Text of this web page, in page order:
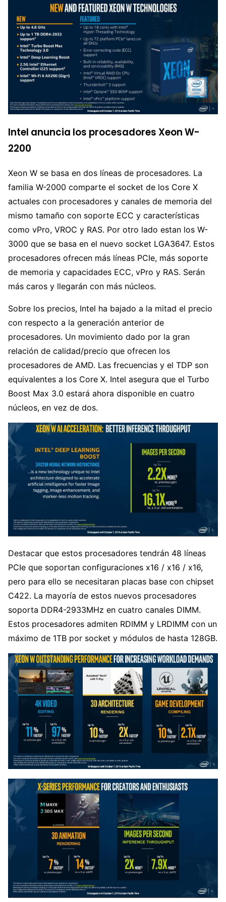
Intel anuncia los procesadores Xeon W-
2200
Xeon W se basa en dos líneas de procesadores. La
familia W-2000 comparte el socket de los Core X
actuales con procesadores y canales de memoria del
mismo tamaño con soporte ECC y características
como vPro, VROC y RAS. Por otro lado estan los W-
3000 que se basa en el nuevo socket LGA3647. Estos
procesadores ofrecen más líneas PCIe, más soporte
de memoria y capacidades ECC, vPro y RAS. Serán
más caros y llegarán con más núcleos.
Sobre los precios, Intel ha bajado a la mitad el precio
con respecto a la generación anterior de
procesadores. Un movimiento dado por la gran
relación de calidad/precio que ofrecen los
procesadores de AMD. Las frecuencias y el TDP son
equivalentes a los Core X. Intel asegura que el Turbo
Boost Max 3.0 estará ahora disponible en cuatro
núcleos, en vez de dos.
Destacar que estos procesadores tendrán 48 líneas
PCIe que soportan configuraciones x16 / x16 / x16,
pero para ello se necesitaran placas base con chipset
C422. La mayoría de estos nuevos procesadores
soporta DDR4-2933MHz en cuatro canales DIMM.
Estos procesadores admiten RDIMM y LRDIMM con un
máximo de 1TB por socket y módulos de hasta 128GB.